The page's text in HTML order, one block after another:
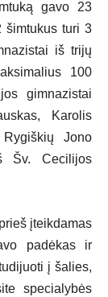
gavo 23
šimtukus turi 3
iš trijų
100
gimnazistai
Karolis
Jono
Šv. Cecilijos
įteikdamas
padėkas ir
į šalies,
specialybės